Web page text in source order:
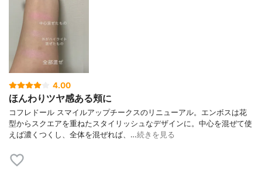
4.00
ほんわりツヤ感ある頬に
コフレドール スマイルアップチークスのリニューアル。エンボスは花
型からスクエアを重ねたスタイリッシュなデザインに。中心を混ぜて使
えば濃くつくし、全体を混ぜれば、…続きを見る